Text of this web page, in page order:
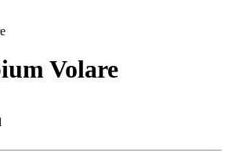
Volare